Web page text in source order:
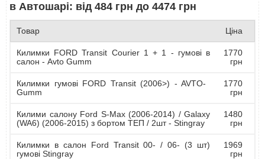
в Автошарі: від 484 грн до 4474 грн
Товар Ціна
Килимки FORD Transit Courier 1 + 1 - гумові в
салон - Avto Gumm
1770
грн
Килимки гумові FORD Transit (2006>) - AVTO-
Gumm
1770
грн
Килими салону Ford S-Max (2006-2014) / Galaxy
(WA6) (2006-2015) з бортом ТЕП / 2шт - Stingray
1480
грн
Килимки в салон Ford Transit 00- / 06- (3 шт)
гумові Stingray
1969
грн